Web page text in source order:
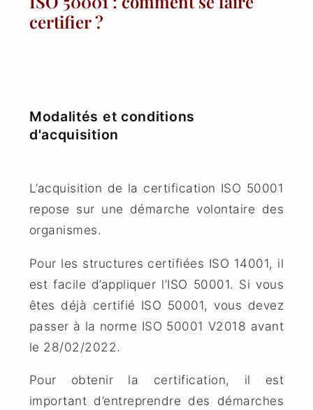
certifier ?
Modalités et conditions
d'acquisition
L’acquisition de la certification ISO 50001
repose sur une démarche volontaire des
organismes.
Pour les structures certifiées ISO 14001, il
est facile d’appliquer l’ISO 50001. Si vous
êtes déjà certifié ISO 50001, vous devez
passer à la norme ISO 50001 V2018 avant
le 28/02/2022.
Pour obtenir la certification, il est
important d’entreprendre des démarches